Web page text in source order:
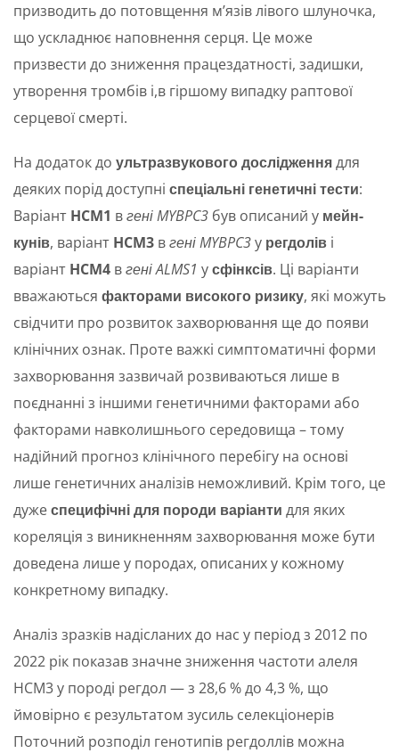
призводить до потовщення м’язів лівого шлуночка,
що ускладнює наповнення серця. Це може
призвести до зниження працездатності, задишки,
утворення тромбів і,в гіршому випадку раптової
серцевої смерті.
На додаток до ультразвукового дослідженнядля
деяких порід доступні спеціальні генетичні тести:
Варіант HCM1 вгені MYBPC3 був описаний у мейн-
кунів, варіант HCM3 вгені MYBPC3у регдолів і
варіант HCM4 вгені ALMS1 усфінксів. Ці варіанти
вважаються факторами високого ризику, які можуть
свідчити про розвиток захворювання ще до появи
клінічних ознак. Проте важкі симптоматичні форми
захворювання зазвичай розвиваються лише в
поєднанні з іншими генетичними факторами або
факторами навколишнього середовища – тому
надійний прогноз клінічного перебігу на основі
лише генетичних аналізів неможливий. Крім того, це
дужеспецифічні для породи варіанти для яких
кореляція з виникненням захворювання може бути
доведена лише у породах, описаних у кожному
конкретному випадку.
Аналіз зразків надісланих до нас у період з 2012 по
2022 рік показав значне зниження частоти алеля
HCM3 у породі регдол — з 28,6 % до 4,3 %, що
ймовірно є результатом зусиль селекціонерів
Поточний розподіл генотипів регдоллів можна